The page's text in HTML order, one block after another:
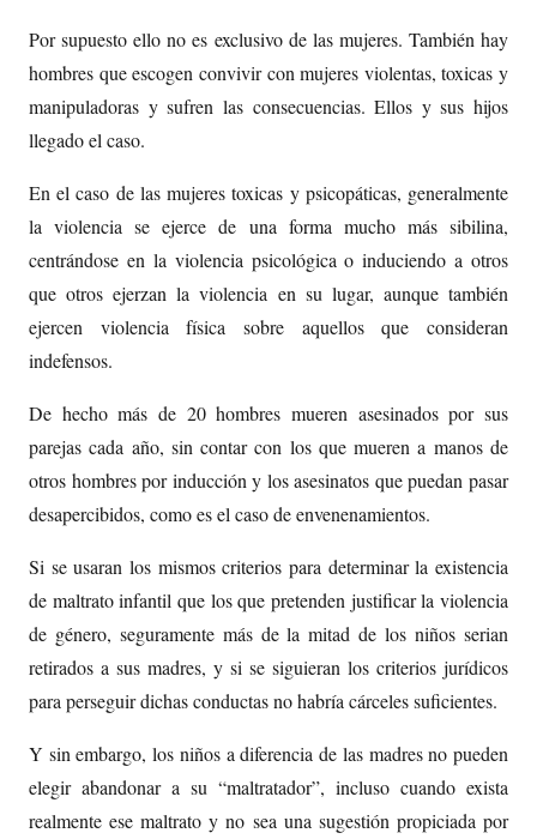
Por supuesto ello no es exclusivo de las mujeres. También hay
hombres que escogen convivir con mujeres violentas, toxicas y
manipuladoras y sufren las consecuencias. Ellos y sus hijos
llegado el caso.
En el caso de las mujeres toxicas y psicopáticas, generalmente
la violencia se ejerce de una forma mucho más sibilina,
centrándose en la violencia psicológica o induciendo a otros
que otros ejerzan la violencia en su lugar, aunque también
ejercen violencia física sobre aquellos que consideran
indefensos.
De hecho más de 20 hombres mueren asesinados por sus
parejas cada año, sin contar con los que mueren a manos de
otros hombres por inducción y los asesinatos que puedan pasar
desapercibidos, como es el caso de envenenamientos.
Si se usaran los mismos criterios para determinar la existencia
de maltrato infantil que los que pretenden justificar la violencia
de género, seguramente más de la mitad de los niños serian
retirados a sus madres, y si se siguieran los criterios jurídicos
para perseguir dichas conductas no habría cárceles suficientes.
Y sin embargo, los niños a diferencia de las madres no pueden
elegir abandonar a su “maltratador”, incluso cuando exista
realmente ese maltrato y no sea una sugestión propiciada por